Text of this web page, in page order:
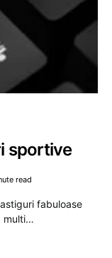
sportive
read
fabuloase
multi…